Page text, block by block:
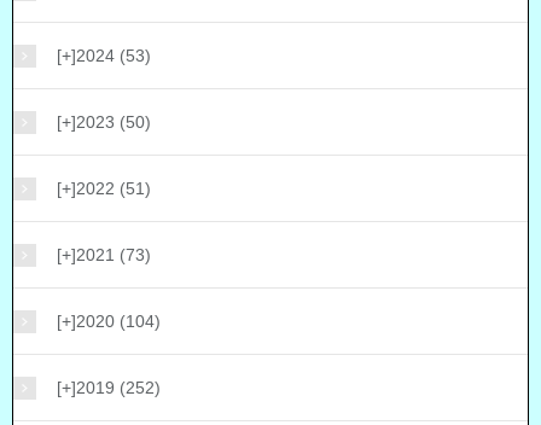
[+]2024 (53)
[+]2023 (50)
[+]2022 (51)
[+]2021 (73)
[+]2020 (104)
[+]2019 (252)